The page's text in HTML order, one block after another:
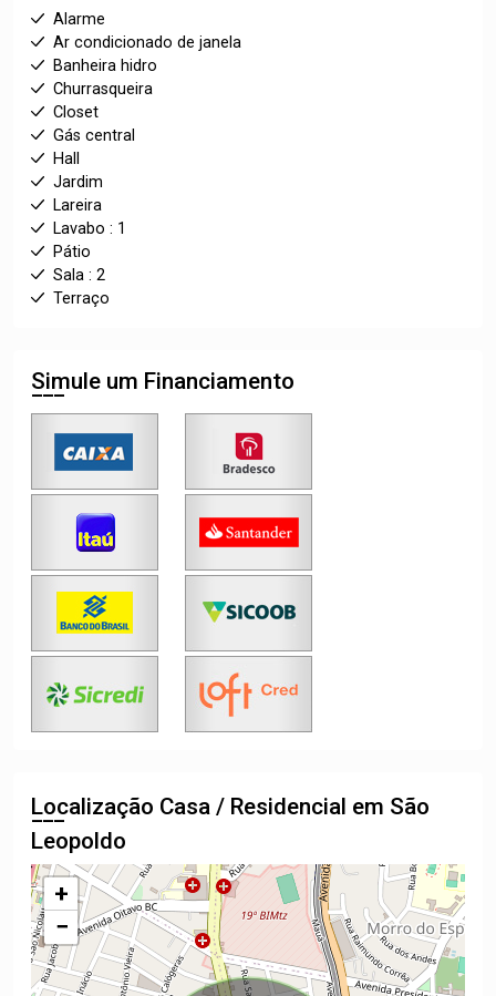
Alarme
Ar condicionado de janela
Banheira hidro
Churrasqueira
Closet
Gás central
Hall
Jardim
Lareira
Lavabo : 1
Pátio
Sala : 2
Terraço
Simule um Financiamento
Localização Casa / Residencial em São
Leopoldo
+
−